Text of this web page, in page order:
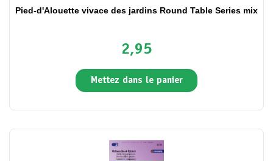
Pied-d'Alouette vivace des jardins Round Table Series mix
2,95
Mettez dans le panier